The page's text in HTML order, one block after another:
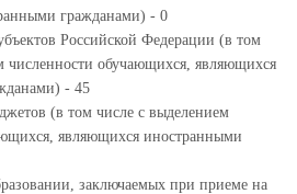
гражданами) - 0
Российской Федерации (в том
численности обучающихся, являющихся
- 45
(в том числе с выделением
являющихся иностранными
заключаемых при приеме на